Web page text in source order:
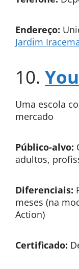
Endereço:
Jardim
10.
Uma escola
mercado
Público-alvo:
adultos,
Diferenciais:
meses (na
Action)
Certificado: